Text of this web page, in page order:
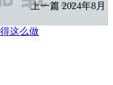
上一篇 2024年8月
这么做